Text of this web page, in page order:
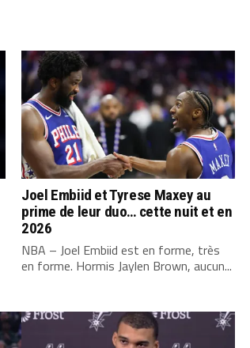
Joel Embiid et Tyrese Maxey au
prime de leur duo… cette nuit et en
2026
NBA – Joel Embiid est en forme, très
en forme. Hormis Jaylen Brown, aucun...